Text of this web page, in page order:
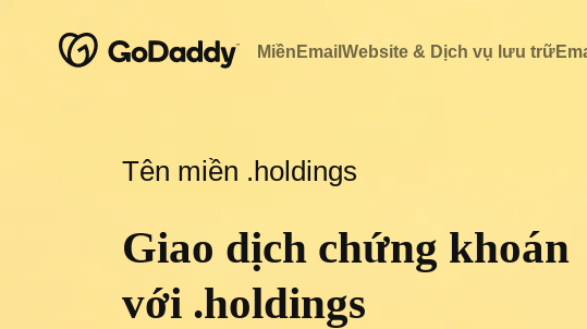
Miền Email Website & Dịch vụ lưu trữ
Tên miền .holdings
Giao dịch chứng khoán
với .holdings